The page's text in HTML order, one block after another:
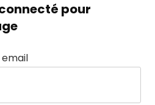
pour